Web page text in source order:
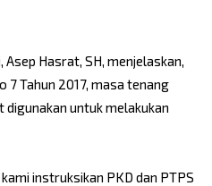
Hasrat, SH, menjelaskan,
7 Tahun 2017, masa tenang
untuk melakukan
instruksikan PKD dan PTPS